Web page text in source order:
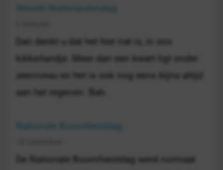
Wereld Waterlandendag
Dan denkt u dat het hier nat is, in ons
kikkerlandje. Meer dan een kwart ligt onder
zeeniveau en het is ook nog eens bijna altijd
aan het regenen. Bah.
Nationale Boomfeestdag
De Nationale Boomfeestdag werd normaal